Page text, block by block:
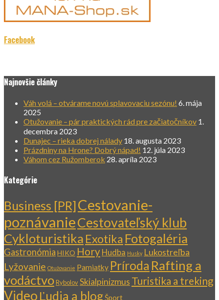
Facebook
Najnovšie články
Váh volá – otvárame novú splavovaciu sezónu! 6. mája
2025
Otužovanie – pár praktických rád pre začiatočníkov 1.
decembra 2023
Dunajec – rieka dobrej nálady 18. augusta 2023
Prázdniny na Hrone? Dobrý nápad! 12. júla 2023
Váhom cez Ružomberok 28. apríla 2023
Kategórie
Business [PR]Cestovanie-
poznávanieCestovateľský klub
Cykloturistika Exotika Fotogaléria
Gastronómia HIKO Hory Hudba Husky Lukostreľba
Lyžovanie Otužovanie Pamiatky Príroda Rafting a
vodáctvoRybolovSkialpinizmus Turistika a treking
Video Ľudia a blogŠport